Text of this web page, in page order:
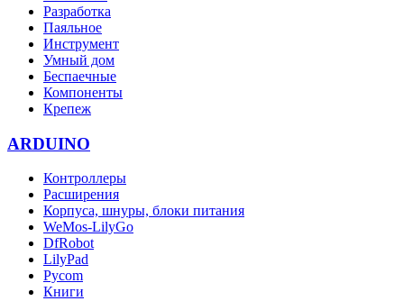
Разработка
Паяльное
Инструмент
Умный дом
Беспаечные
Компоненты
Крепеж
ARDUINO
Контроллеры
Расширения
Корпуса, шнуры, блоки питания
WeMos-LilyGo
DfRobot
LilyPad
Pycom
Книги